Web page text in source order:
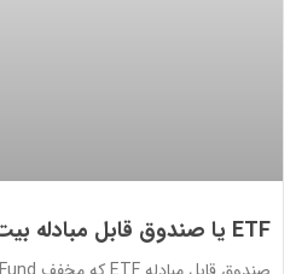
ETF یا صندوق قابل مبادله بیت‌کوین